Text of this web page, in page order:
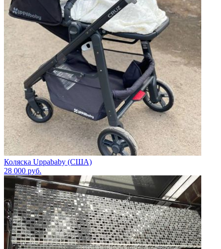
Коляска Uppababy (США)
28 000 руб.